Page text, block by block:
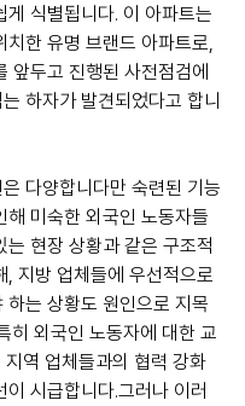
게 식별됩니다. 이 아파트는
치한 유명 브랜드 아파트로,
앞두고 진행된 사전점검에
하자가 발견되었다고 합니
다양합니다만 숙련된 기능
해 미숙한 외국인 노동자들
는 현장 상황과 같은 구조적
, 지방 업체들에 우선적으로
하는 상황도 원인으로 지목
히 외국인 노동자에 대한 교
역 업체들과의 협력 강화
이 시급합니다.그러나 이러